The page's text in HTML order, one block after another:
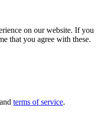
on our website. If you
that you agree with these.
and terms of service.